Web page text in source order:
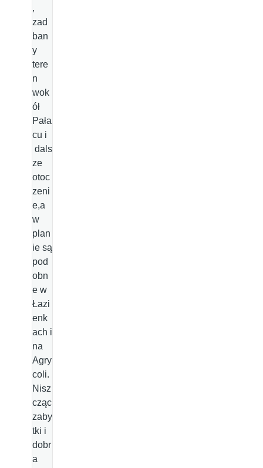
,
zad
ban
y
tere
n
wok
ół
Pała
cu i
dals
ze
otoc
zeni
e,a
w
plan
ie są
pod
obn
e w
Łazi
enk
ach i
na
Agry
coli.
Nisz
cząc
zaby
tki i
dobr
a